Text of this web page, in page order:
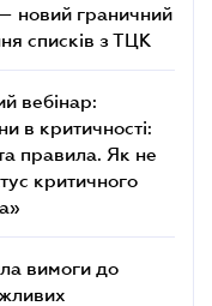
новий граничний
списків з ТЦК
вебінар:
в критичності:
правила. Як не
критичного
вимоги до